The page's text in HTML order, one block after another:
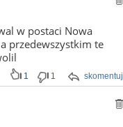
w postaci Nowa
przedewszystkim te
skomentuj
1 1